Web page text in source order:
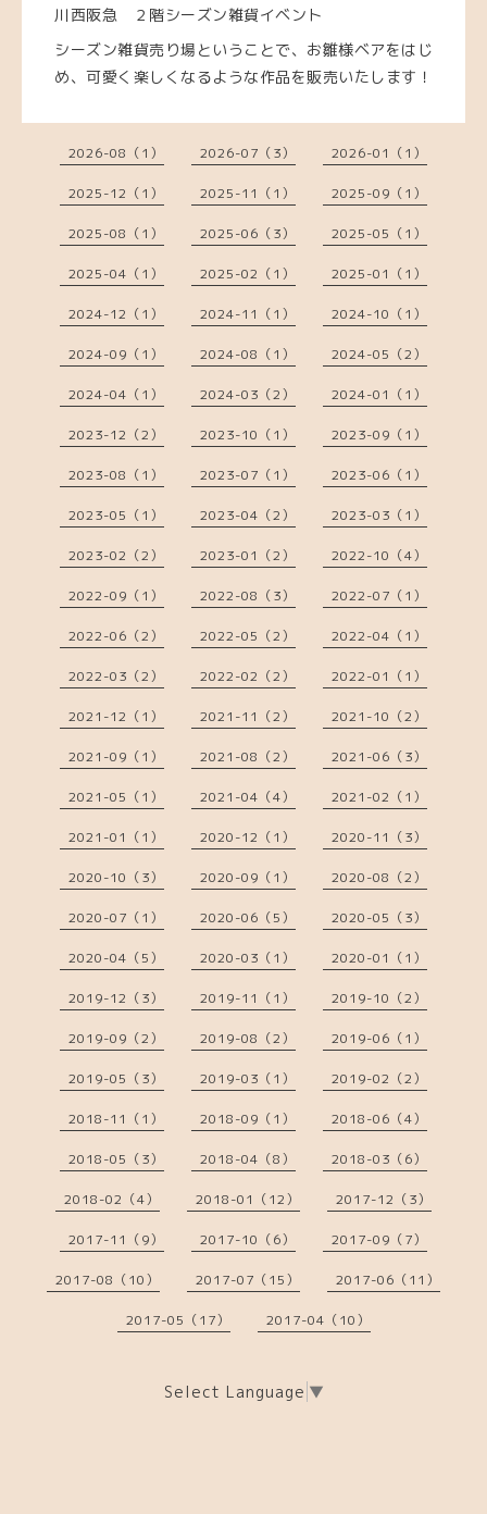
川西阪急 ２階シーズン雑貨イベント
シーズン雑貨売り場ということで、お雛様ベアをはじ
め、可愛く楽しくなるような作品を販売いたします！
2026-08（1） 2026-07（3） 2026-01（1）
2025-12（1） 2025-11（1） 2025-09（1）
2025-08（1） 2025-06（3） 2025-05（1）
2025-04（1） 2025-02（1） 2025-01（1）
2024-12（1） 2024-11（1） 2024-10（1）
2024-09（1） 2024-08（1） 2024-05（2）
2024-04（1） 2024-03（2） 2024-01（1）
2023-12（2） 2023-10（1） 2023-09（1）
2023-08（1） 2023-07（1） 2023-06（1）
2023-05（1） 2023-04（2） 2023-03（1）
2023-02（2） 2023-01（2） 2022-10（4）
2022-09（1） 2022-08（3） 2022-07（1）
2022-06（2） 2022-05（2） 2022-04（1）
2022-03（2） 2022-02（2） 2022-01（1）
2021-12（1） 2021-11（2） 2021-10（2）
2021-09（1） 2021-08（2） 2021-06（3）
2021-05（1） 2021-04（4） 2021-02（1）
2021-01（1） 2020-12（1） 2020-11（3）
2020-10（3） 2020-09（1） 2020-08（2）
2020-07（1） 2020-06（5） 2020-05（3）
2020-04（5） 2020-03（1） 2020-01（1）
2019-12（3） 2019-11（1） 2019-10（2）
2019-09（2） 2019-08（2） 2019-06（1）
2019-05（3） 2019-03（1） 2019-02（2）
2018-11（1） 2018-09（1） 2018-06（4）
2018-05（3） 2018-04（8） 2018-03（6）
2018-02（4） 2018-01（12） 2017-12（3）
2017-11（9） 2017-10（6） 2017-09（7）
2017-08（10） 2017-07（15） 2017-06（11）
2017-05（17） 2017-04（10）
Select Language ▼